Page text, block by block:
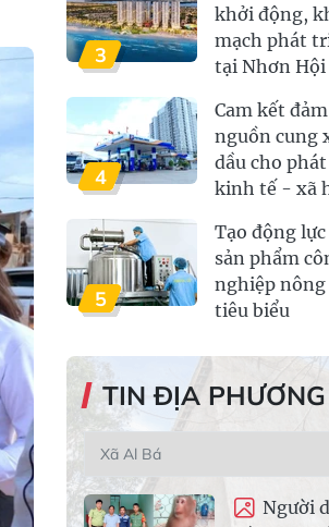
3
khởi động,
mạch phát
tại Nhơn Hội
4
Cam kết
nguồn cung
dầu cho
kinh tế - xã
5
Tạo động lực
sản phẩm
nghiệp
tiêu biểu
TIN ĐỊA PHƯƠNG
Người